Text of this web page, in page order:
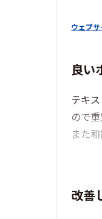
ウェブ
良い
テキ
ので重
また
改善